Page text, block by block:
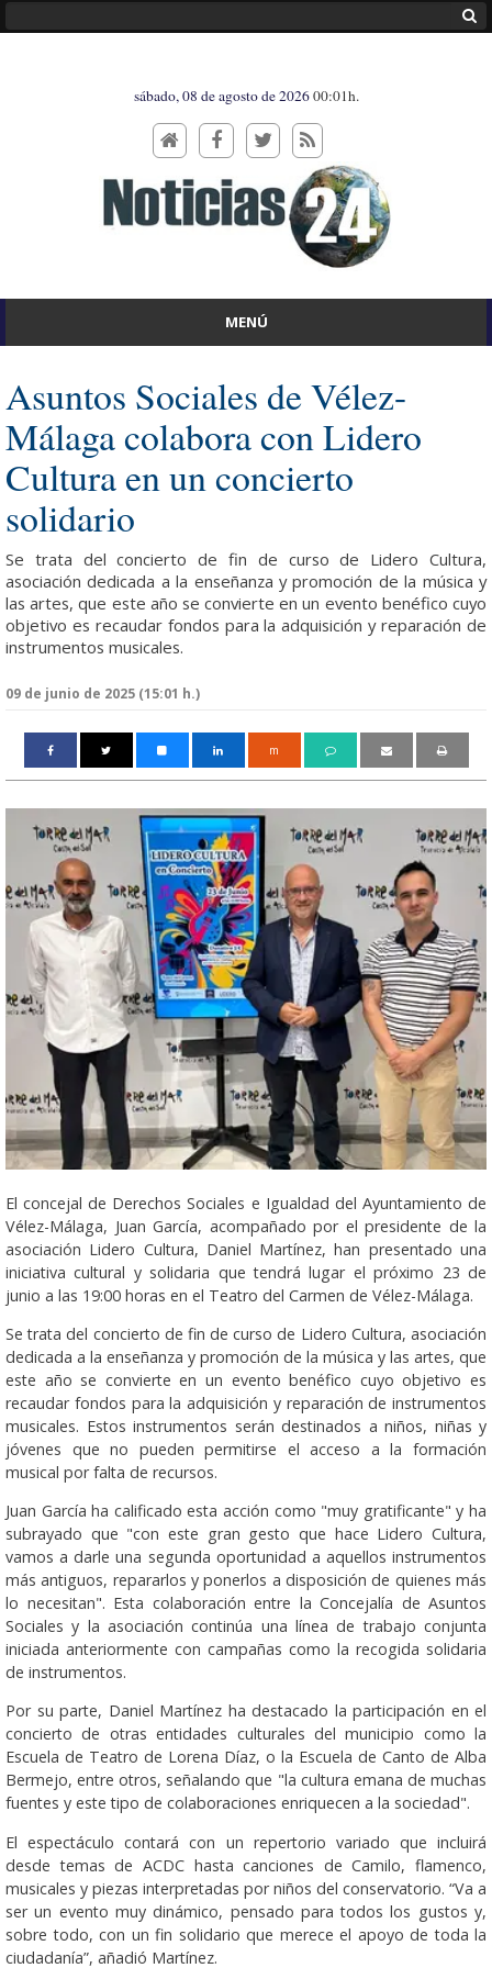
sábado, 08 de agosto de 202600:01h.
MENÚ
Asuntos Sociales de Vélez-
Málaga colabora con Lidero
Cultura en un concierto
solidario
Se trata del concierto de fin de curso de Lidero Cultura,
asociación dedicada a la enseñanza y promoción de la música y
las artes, que este año se convierte en un evento benéfico cuyo
objetivo es recaudar fondos para la adquisición y reparación de
instrumentos musicales.
09 de junio de 2025 (15:01 h.)
m
El concejal de Derechos Sociales e Igualdad del Ayuntamiento de
Vélez-Málaga, Juan García, acompañado por el presidente de la
asociación Lidero Cultura, Daniel Martínez, han presentado una
iniciativa cultural y solidaria que tendrá lugar el próximo 23 de
junio a las 19:00 horas en el Teatro del Carmen de Vélez-Málaga.
Se trata del concierto de fin de curso de Lidero Cultura, asociación
dedicada a la enseñanza y promoción de la música y las artes, que
este año se convierte en un evento benéfico cuyo objetivo es
recaudar fondos para la adquisición y reparación de instrumentos
musicales. Estos instrumentos serán destinados a niños, niñas y
jóvenes que no pueden permitirse el acceso a la formación
musical por falta de recursos.
Juan García ha calificado esta acción como "muy gratificante" y ha
subrayado que "con este gran gesto que hace Lidero Cultura,
vamos a darle una segunda oportunidad a aquellos instrumentos
más antiguos, repararlos y ponerlos a disposición de quienes más
lo necesitan". Esta colaboración entre la Concejalía de Asuntos
Sociales y la asociación continúa una línea de trabajo conjunta
iniciada anteriormente con campañas como la recogida solidaria
de instrumentos.
Por su parte, Daniel Martínez ha destacado la participación en el
concierto de otras entidades culturales del municipio como la
Escuela de Teatro de Lorena Díaz, o la Escuela de Canto de Alba
Bermejo, entre otros, señalando que "la cultura emana de muchas
fuentes y este tipo de colaboraciones enriquecen a la sociedad".
El espectáculo contará con un repertorio variado que incluirá
desde temas de ACDC hasta canciones de Camilo, flamenco,
musicales y piezas interpretadas por niños del conservatorio. “Va a
ser un evento muy dinámico, pensado para todos los gustos y,
sobre todo, con un fin solidario que merece el apoyo de toda la
ciudadanía”, añadió Martínez.